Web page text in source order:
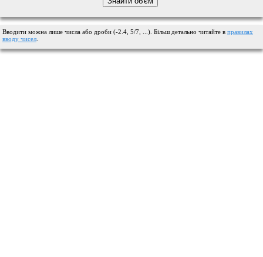
Вводити можна лише числа або дроби (-2.4, 5/7, ...). Більш детально читайте в правилах
вводу чисел